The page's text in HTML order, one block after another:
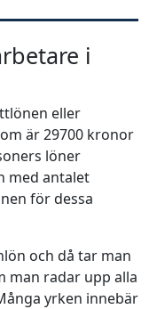
i
eller
är 29700 kronor
löner
med antalet
för dessa
och då tar man
man radar upp alla
yrken innebär